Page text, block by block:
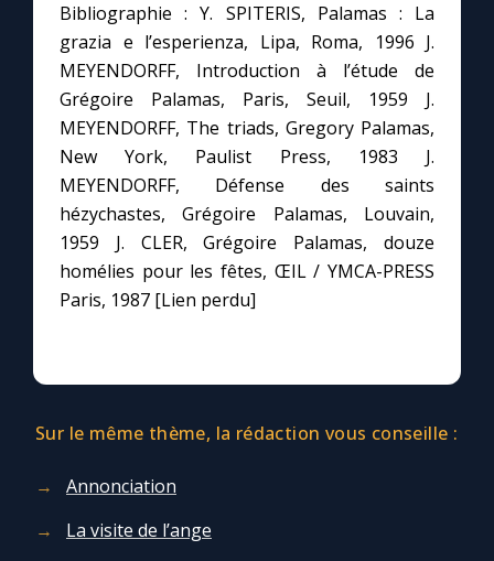
Bibliographie : Y. SPITERIS, Palamas : La
grazia e l’esperienza, Lipa, Roma, 1996 J.
MEYENDORFF, Introduction à l’étude de
Grégoire Palamas, Paris, Seuil, 1959 J.
MEYENDORFF, The triads, Gregory Palamas,
New York, Paulist Press, 1983 J.
MEYENDORFF, Défense des saints
hézychastes, Grégoire Palamas, Louvain,
1959 J. CLER, Grégoire Palamas, douze
homélies pour les fêtes, ŒIL / YMCA-PRESS
Paris, 1987 [Lien perdu]
Sur le même thème, la rédaction vous conseille :
Annonciation
La visite de l’ange